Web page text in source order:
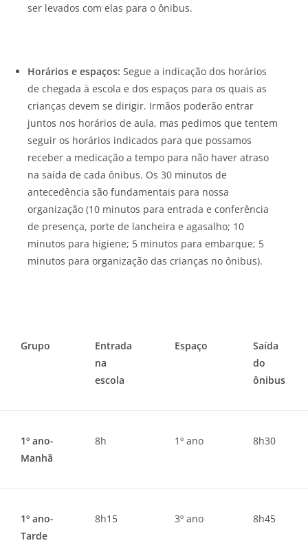
ser levados com elas para o ônibus.
Horários e espaços: Segue a indicação dos horários
de chegada à escola e dos espaços para os quais as
crianças devem se dirigir. Irmãos poderão entrar
juntos nos horários de aula, mas pedimos que tentem
seguir os horários indicados para que possamos
receber a medicação a tempo para não haver atraso
na saída de cada ônibus. Os 30 minutos de
antecedência são fundamentais para nossa
organização (10 minutos para entrada e conferência
de presença, porte de lancheira e agasalho; 10
minutos para higiene; 5 minutos para embarque; 5
minutos para organização das crianças no ônibus).
Grupo
Entrada
na
escola
Espaço
Saída
do
ônibus
1º ano-
Manhã
8h 1º ano 8h30
1º ano-
Tarde
8h15 3º ano 8h45